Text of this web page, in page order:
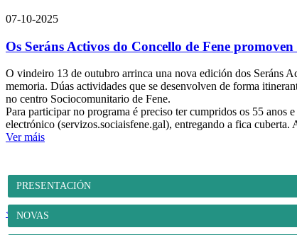
07-10-2025
Os Seráns Activos do Concello de Fene
O vindeiro 13 de outubro arrinca una nova edición dos Seráns
memoria. Dúas actividades que se desenvolven de forma
no centro Sociocomunitario de Fene.
Para participar no programa é preciso ter cumpridos os 55
electrónico (servizos.sociaisfene.gal), entregando a fica
Ver máis
<< 12345
PRESENTACIÓN
NOVAS